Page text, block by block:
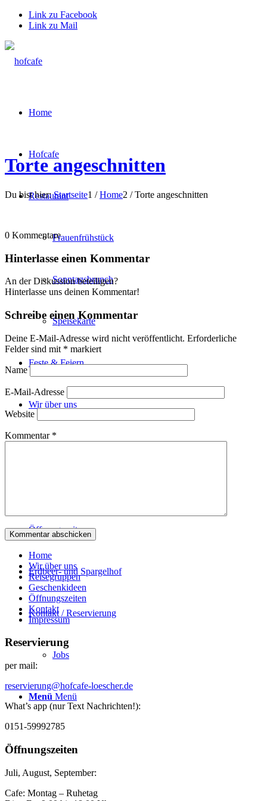
Link zu Facebook
Link zu Mail
Home
Hofcafe
Restaurant
Frauenfrühstück
Sonntagsbrunch
Speisekarte
Feste & Feiern
Wir über uns
Öffnungszeiten
Erdbeer- und Spargelhof
Kontakt / Reservierung
Jobs
Menü Menü
Torte angeschnitten
Du bist hier: Startseite1 / Home2 / Torte angeschnitten
0 Kommentare
Hinterlasse einen Kommentar
An der Diskussion beteiligen?
Hinterlasse uns deinen Kommentar!
Schreibe einen Kommentar
Deine E-Mail-Adresse wird nicht veröffentlicht. Erforderliche
Felder sind mit * markiert
Name
E-Mail-Adresse
Website
Kommentar *
Home
Wir über uns
Reisegruppen
Geschenkideen
Öffnungszeiten
Kontakt
Impressum
Reservierung
per mail:
reservierung@hofcafe-loescher.de
What’s app (nur Text Nachrichten!):
0151-59992785
Öffnungszeiten
Juli, August, September:
Cafe: Montag – Ruhetag